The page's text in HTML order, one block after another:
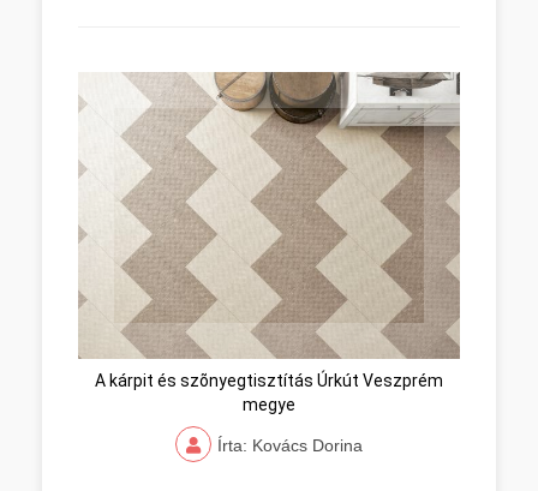
A kárpit és szõnyegtisztítás Úrkút Veszprém
megye
Írta: Kovács Dorina